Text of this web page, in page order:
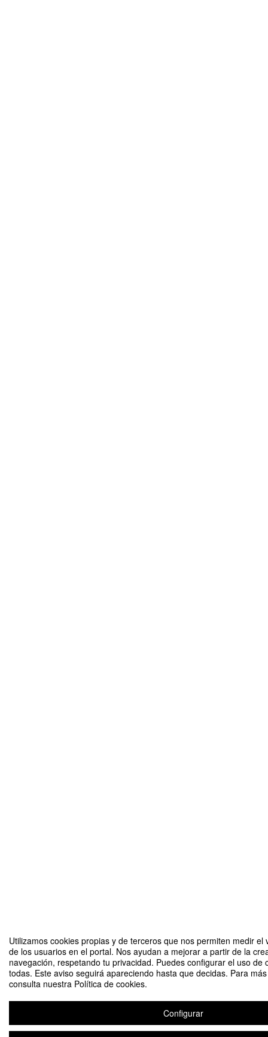
Utilizamos cookies propias y de terceros que nos permiten medir el
de los usuarios en el portal. Nos ayudan a mejorar a partir de la
navegación, respetando tu privacidad. Puedes configurar el uso de
todas. Este aviso seguirá apareciendo hasta que decidas. Para
consulta nuestra Política de cookies.
Configurar